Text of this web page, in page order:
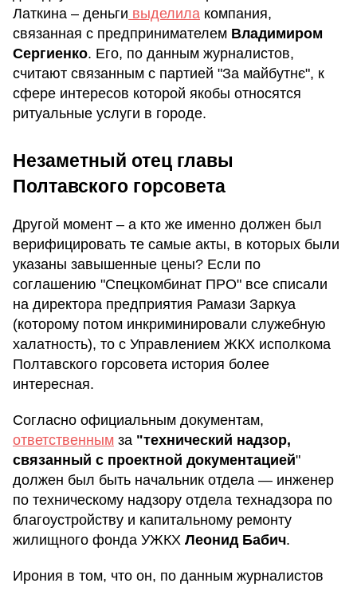
Латкина – деньги выделила компания,
связанная с предпринимателем Владимиром
Сергиенко. Его, по данным журналистов,
считают связанным с партией "За майбутнє", к
сфере интересов которой якобы относятся
ритуальные услуги в городе.
Незаметный отец главы
Полтавского горсовета
Другой момент – а кто же именно должен был
верифицировать те самые акты, в которых были
указаны завышенные цены? Если по
соглашению "Спецкомбинат ПРО" все списали
на директора предприятия Рамази Заркуа
(которому потом инкриминировали служебную
халатность), то с Управлением ЖКХ исполкома
Полтавского горсовета история более
интересная.
Согласно официальным документам,
ответственным за "технический надзор,
связанный с проектной документацией"
должен был быть начальник отдела — инженер
по техническому надзору отдела технадзора по
благоустройству и капитальному ремонту
жилищного фонда УЖКХ Леонид Бабич.
Ирония в том, что он, по данным журналистов